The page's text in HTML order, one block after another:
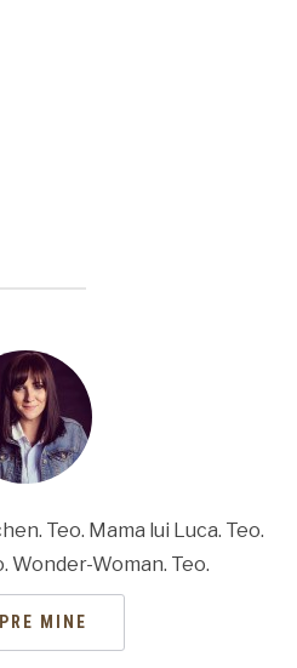
Teo. Mama lui Luca. Teo.
Wonder-Woman. Teo.
MINE